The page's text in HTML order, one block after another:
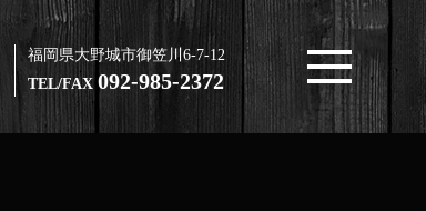
福岡県大野城市御笠川6-7-12
TEL/FAX 092-985-2372